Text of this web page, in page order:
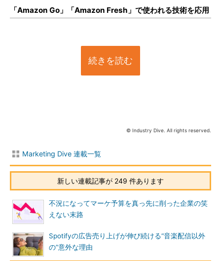
「Amazon Go」「Amazon Fresh」で使われる技術を応用
続きを読む
© Industry Dive. All rights reserved.
Marketing Dive 連載一覧
新しい連載記事が 249 件あります
不況になってマーケ予算を真っ先に削った企業の笑
えない末路
Spotifyの広告売り上げが伸び続ける“音楽配信以外
の”意外な理由